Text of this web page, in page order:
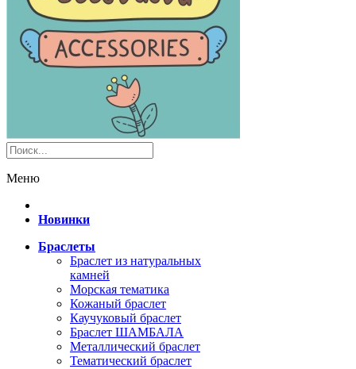
Меню
Новинки
Браслеты
Браслет из натуральных
камней
Морская тематика
Кожаный браслет
Каучуковый браслет
Браслет ШАМБАЛА
Металлический браслет
Тематический браслет